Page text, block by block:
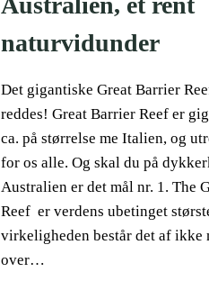
naturvidunder
Det gigantiske Great Barrier
reddes! Great Barrier Reef er
ca. på størrelse me Italien, og
for os alle. Og skal du på
Australien er det mål nr. 1. The
Reef er verdens ubetinget
virkeligheden består det af ikke
over…